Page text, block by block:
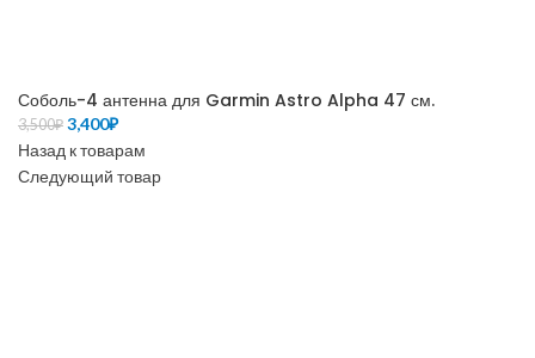
Соболь-4 антенна для Garmin Astro Alpha 47 см.
3,500₽ Первоначальная
цена
составляла
3,400₽Текущая
цена:
3,400₽.
Назад к товарам
Следующий товар